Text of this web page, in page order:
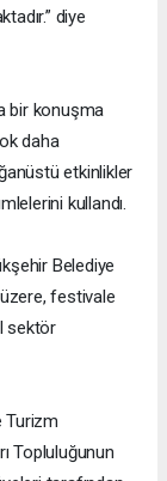
diye
bir konuşma
daha
etkinlikler
kullandı.
Belediye
festivale
sektör
Turizm
Topluluğunun